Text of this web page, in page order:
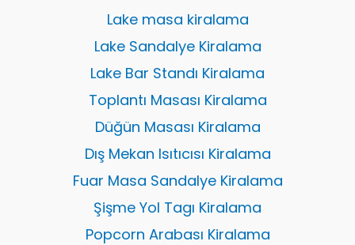
Lake masa kiralama
Lake Sandalye Kiralama
Lake Bar Standı Kiralama
Toplantı Masası Kiralama
Düğün Masası Kiralama
Dış Mekan Isıtıcısı Kiralama
Fuar Masa Sandalye Kiralama
Şişme Yol Tagı Kiralama
Popcorn Arabası Kiralama